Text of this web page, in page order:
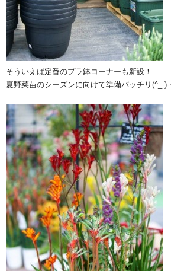
そういえば定番のプラ鉢コーナーも新設！
夏野菜苗のシーズンに向けて準備バッチリ(^_-